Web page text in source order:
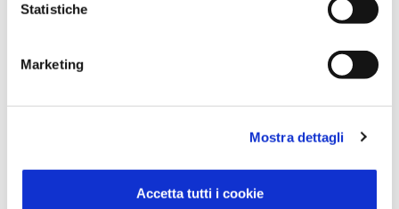
Statistiche
Marketing
Mostra dettagli
Accetta tutti i cookie